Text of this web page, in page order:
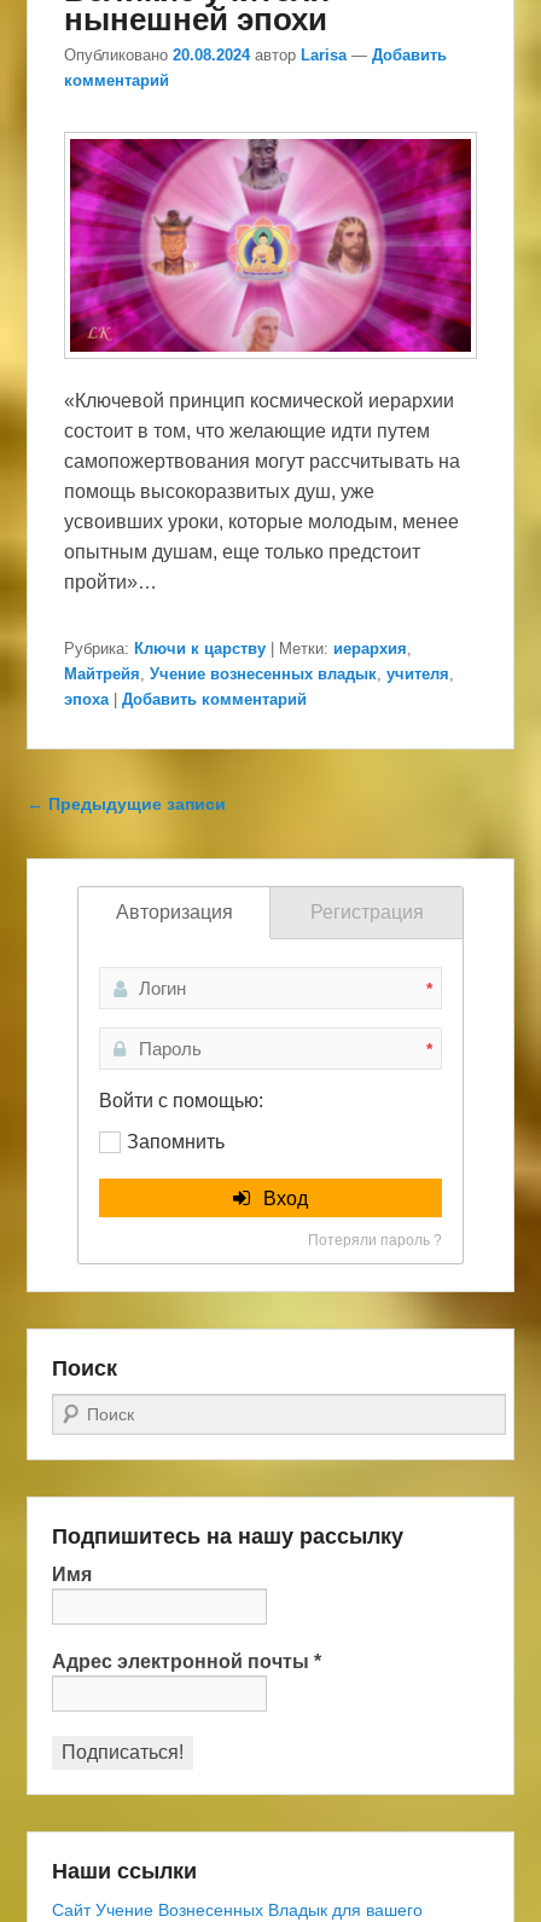
нынешней эпохи
Опубликовано20.08.2024 автор Larisa —Добавить
комментарий
«Ключевой принцип космической иерархии
состоит в том, что желающие идти путем
самопожертвования могут рассчитывать на
помощь высокоразвитых душ, уже
усвоивших уроки, которые молодым, менее
опытным душам, еще только предстоит
пройти»…
Рубрика: Ключи к царству Метки: иерархия,
Майтрейя,Учение вознесенных владык,учителя,
эпоха
|Добавить комментарий
Навигация по записям
← Предыдущие записи
Авторизация Регистрация
*
*
Войти с помощью:
Запомнить
Вход
Потеряли пароль ?
Поиск
Поиск
Подпишитесь на нашу рассылку
Имя
Адрес электронной почты*
Наши ссылки
Сайт Учение Вознесенных Владык для вашего